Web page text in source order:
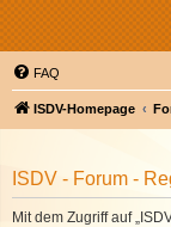
FAQ
ISDV-Homepage
ISDV - Forum -
Mit dem Zugriff auf